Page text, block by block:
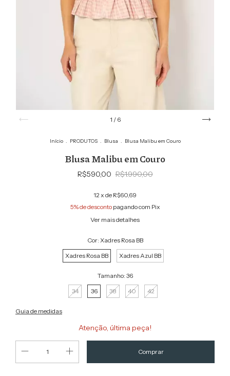
1 / 6
Início . PRODUTOS . Blusa . Blusa Malibu em Couro
Blusa Malibu em Couro
R$590,00 R$1.990,00
12 x de R$60,69
5% de descontopagando com Pix
Ver mais detalhes
Cor: Xadres Rosa BB
Xadres Rosa BB
Xadres Azul BB
Tamanho: 36
34
36 38 40 42
Guia de medidas
Atenção, última peça!